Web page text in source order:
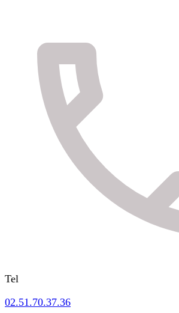
Tel
02.51.70.37.36